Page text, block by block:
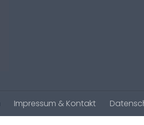
Impressum & Kontakt